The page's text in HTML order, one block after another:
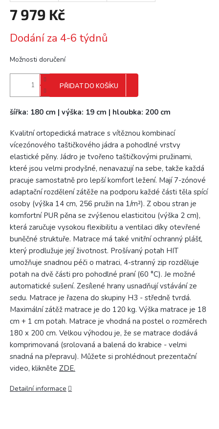
7 979 Kč
cena:
Dodání za 4-6 týdnů
Možnosti doručení
PŘIDAT DO KOŠÍKU
šířka: 180 cm | výška: 19 cm | hloubka: 200 cm
Kvalitní ortopedická matrace s vítěznou kombinací
vícezónového taštičkového jádra a pohodlné vrstvy
elastické pěny. Jádro je tvořeno taštičkovými pružinami,
které jsou velmi prodyšné, nenavazují na sebe, takže každá
pracuje samostatně pro lepší komfort ležení. Mají 7-zónové
adaptační rozdělení zátěže na podporu každé části těla spící
osoby (výška 14 cm, 256 pružin na 1/m²). Z obou stran je
komfortní PUR pěna se zvýšenou elasticitou (výška 2 cm),
která zaručuje vysokou flexibilitu a ventilaci díky otevřené
buněčné struktuře. Matrace má také vnitřní ochranný plášť,
který prodlužuje její životnost. Prošívaný potah HIT
umožňuje snadnou péči o matraci, 4-stranný zip rozděluje
potah na dvě části pro pohodlné praní (60 °C). Je možné
automatické sušení. Zesílené hrany usnadňují vstávání ze
sedu. Matrace je řazena do skupiny H3 - středně tvrdá.
Maximální zátěž matrace je do 120 kg. Výška matrace je 18
cm + 1 cm potah. Matrace je vhodná na postel o rozměrech
180 x 200 cm. Velkou výhodou je, že se matrace dodává
komprimovaná (srolovaná a balená do krabice - velmi
snadná na přepravu). Můžete si prohlédnout prezentační
video, klikněte ZDE.
Detailní informace